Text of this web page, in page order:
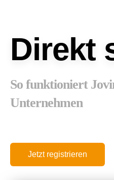
Direkt
So funktioniert
Unternehmen
Jetzt registrieren